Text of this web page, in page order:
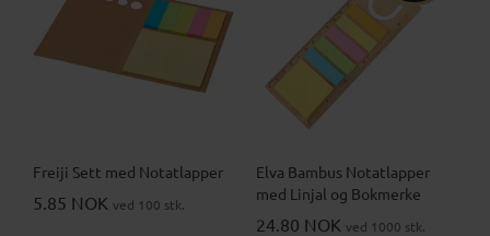
Freiji Sett med Notatlapper
5.85 NOK ved 100 stk.
Elva Bambus Notatlapper
med Linjal og Bokmerke
24.80 NOK ved 1000 stk.